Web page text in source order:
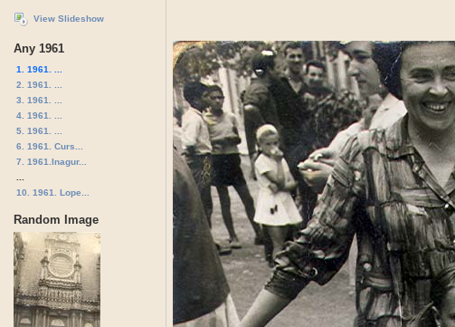
View Slideshow
Any 1961
1. 1961. ...
2. 1961. ...
3. 1961. ...
4. 1961. ...
5. 1961. ...
6. 1961. Curs...
7. 1961.Inagur...
10. 1961. Lope...
Random Image